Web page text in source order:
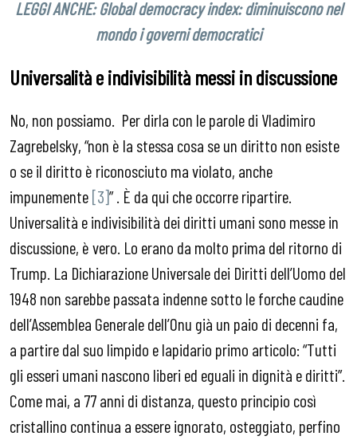
LEGGI ANCHE: Global democracy index: diminuiscono nel
mondo i governi democratici
Universalità e indivisibilità messi in discussione
No, non possiamo. Per dirla con le parole di Vladimiro
Zagrebelsky, “non è la stessa cosa se un diritto non esiste
o se il diritto è riconosciuto ma violato, anche
impunemente[3]” . È da qui che occorre ripartire.
Universalità e indivisibilità dei diritti umani sono messe in
discussione, è vero. Lo erano da molto prima del ritorno di
Trump. La Dichiarazione Universale dei Diritti dell’Uomo del
1948 non sarebbe passata indenne sotto le forche caudine
dell’Assemblea Generale dell’Onu già un paio di decenni fa,
a partire dal suo limpido e lapidario primo articolo: “Tutti
gli esseri umani nascono liberi ed eguali in dignità e diritti”.
Come mai, a 77 anni di distanza, questo principio così
cristallino continua a essere ignorato, osteggiato, perfino